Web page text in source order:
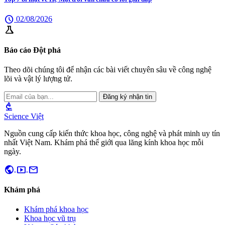
schedule 02/08/2026
science
Báo cáo Đột phá
Theo dõi chúng tôi để nhận các bài viết chuyên sâu về công nghệ
lõi và vật lý lượng tử.
Đăng ký nhận tin
biotech
Science Việt
Nguồn cung cấp kiến thức khoa học, công nghệ và phát minh uy tín
nhất Việt Nam. Khám phá thế giới qua lăng kính khoa học mỗi
ngày.
public smart_display mail
Khám phá
Khám phá khoa học
Khoa học vũ trụ